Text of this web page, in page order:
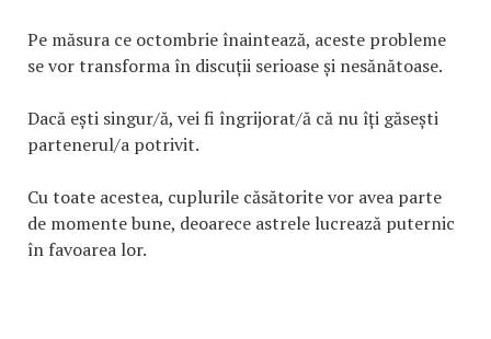
Pe măsura ce octombrie înaintează, aceste probleme
se vor transforma în discuții serioase și nesănătoase.
Dacă ești singur/ă, vei fi îngrijorat/ă că nu îți găsești
partenerul/a potrivit.
Cu toate acestea, cuplurile căsătorite vor avea parte
de momente bune, deoarece astrele lucrează puternic
în favoarea lor.